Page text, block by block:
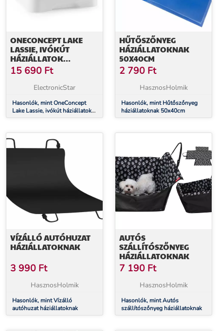
ONECONCEPT LAKE
LASSIE, IVÓKÚT
HÁZIÁLLATOK
SZÁMÁRA, 4 L,
SZIVATTYÚ, AKTÍV
SZENES SZŰRŐ
15 690 Ft
ElectronicStar
Hasonlók, mint OneConcept
Lake Lassie, ivókút háziállatok
számára, 4 l, szivattyú, aktív
HŰTŐSZŐNYEG
HÁZIÁLLATOKNAK
50X40CM
2 790 Ft
HasznosHolmik
Hasonlók, mint Hűtőszőnyeg
háziállatoknak 50x40cm
VÍZÁLLÓ AUTÓHUZAT
HÁZIÁLLATOKNAK
3 990 Ft
HasznosHolmik
Hasonlók, mint Vízálló
autóhuzat háziállatoknak
AUTÓS
SZÁLLÍTÓSZŐNYEG
HÁZIÁLLATOKNAK
7 190 Ft
HasznosHolmik
Hasonlók, mint Autós
szállítószőnyeg háziállatoknak